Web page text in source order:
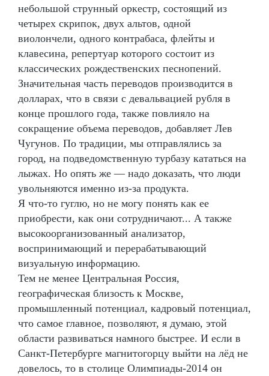
небольшой струнный оркестр, состоящий из
четырех скрипок, двух альтов, одной
виолончели, одного контрабаса, флейты и
клавесина, репертуар которого состоит из
классических рождественских песнопений.
Значительная часть переводов производится в
долларах, что в связи с девальвацией рубля в
конце прошлого года, также повлияло на
сокращение объема переводов, добавляет Лев
Чугунов. По традиции, мы отправлялись за
город, на подведомственную турбазу кататься на
лыжах. Но опять же — надо доказать, что люди
увольняются именно из-за продукта.
Я что-то гуглю, но не могу понять как ее
приобрести, как они сотрудничают... А также
высокоорганизованный анализатор,
воспринимающий и перерабатывающий
визуальную информацию.
Тем не менее Центральная Россия,
географическая близость к Москве,
промышленный потенциал, кадровый потенциал,
что самое главное, позволяют, я думаю, этой
области развиваться намного быстрее. И если в
Санкт-Петербурге магнитогорцу выйти на лёд не
довелось, то в столице Олимпиады-2014 он